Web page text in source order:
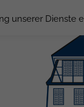
unserer Dienste